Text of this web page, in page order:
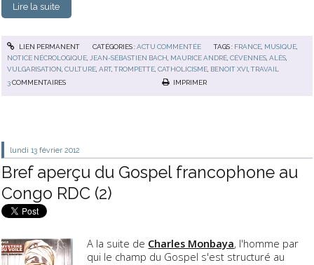
Lire la suite
LIEN PERMANENT CATÉGORIES :ACTU COMMENTÉE TAGS : FRANCE, MUSIQUE,
NOTICE NÉCROLOGIQUE,JEAN-SÉBASTIEN BACH, MAURICE ANDRÉ,CÉVENNES,ALÈS,
VULGARISATION,CULTURE,ART,TROMPETTE,CATHOLICISME, BENOIT XVI,TRAVAIL
3COMMENTAIRES IMPRIMER
lundi 13 février 2012
Bref aperçu du Gospel francophone au
Congo RDC (2)
A la suite de Charles Monbaya, l'homme par
qui le champ du Gospel s'est structuré au